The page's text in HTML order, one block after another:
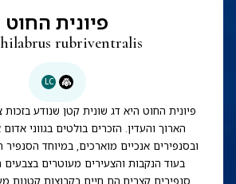
פיונית החוט
rubriventralis
LC
פיונית החוט היא דג שונית קטן שנודע בזכות
הארוך והעדין. הזכרים בולטים בגווני
ובסנפירים אנכיים מוארכים, במיוחד הסנפיר
בעוד הנקבות והצעירים מעוטרים בצבעים
סנפירים קצרים.הם חיים בקבוצות קטנות